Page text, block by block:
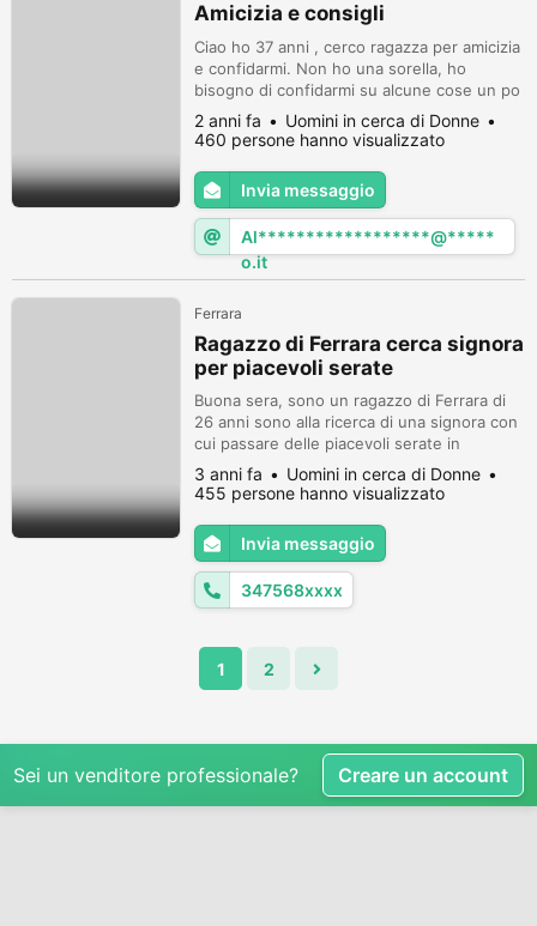
Amicizia e consigli
Ciao ho 37 anni , cerco ragazza per amicizia
e confidarmi. Non ho una sorella, ho
bisogno di confidarmi su alcune cose un po
...... per consigli. In più cerco una vera
amica che mi capisca e mi aiuti a risolvere il
problema grazie
2 anni fa
Uomini in cerca di Donne
460 persone hanno visualizzato
Invia messaggio
Al******************@*****
o.it
Ferrara
Ragazzo di Ferrara cerca signora
per piacevoli serate
Buona sera, sono un ragazzo di Ferrara di
26 anni sono alla ricerca di una signora con
cui passare delle piacevoli serate in
compagnia
3 anni fa
Uomini in cerca di Donne
455 persone hanno visualizzato
Invia messaggio
347568xxxx
1 2
Sei un venditore professionale? Creare un account